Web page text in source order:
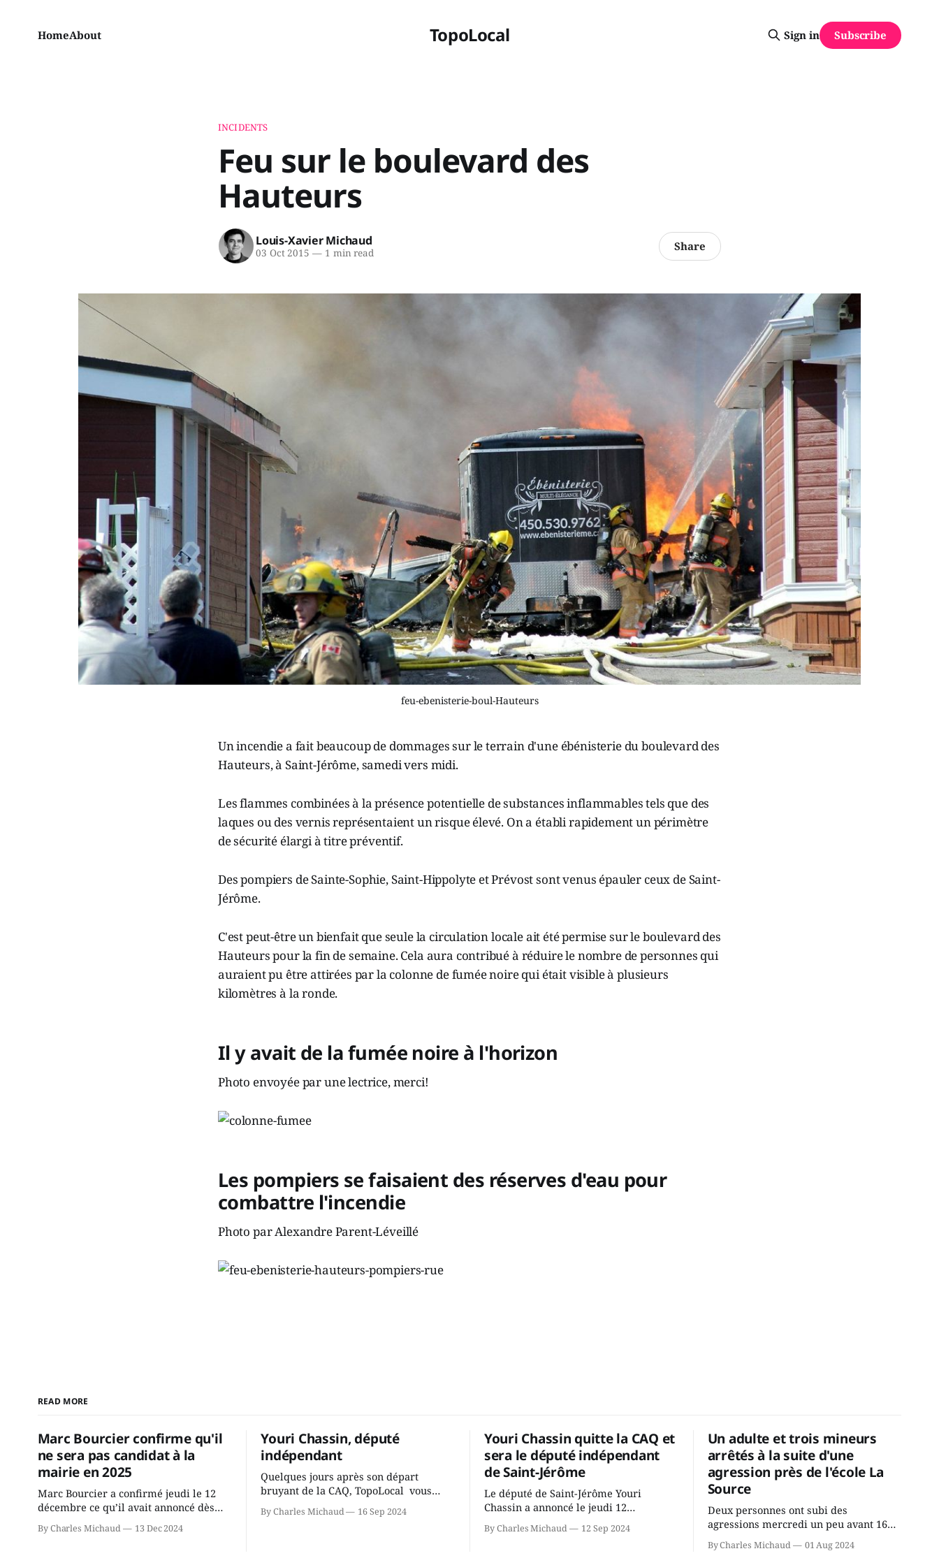
TopoLocal
HomeAbout Sign in Subscribe
INCIDENTS
Feu sur le boulevard des
Hauteurs
Louis-Xavier Michaud
03 Oct 2015 —1 min read Share
feu-ebenisterie-boul-Hauteurs
Un incendie a fait beaucoup de dommages sur le terrain d'une ébénisterie du boulevard des
Hauteurs, à Saint-Jérôme, samedi vers midi.
Les flammes combinées à la présence potentielle de substances inflammables tels que des
laques ou des vernis représentaient un risque élevé. On a établi rapidement un périmètre
de sécurité élargi à titre préventif.
Des pompiers de Sainte-Sophie, Saint-Hippolyte et Prévost sont venus épauler ceux de Saint-
Jérôme.
C'est peut-être un bienfait que seule la circulation locale ait été permise sur le boulevard des
Hauteurs pour la fin de semaine. Cela aura contribué à réduire le nombre de personnes qui
auraient pu être attirées par la colonne de fumée noire qui était visible à plusieurs
kilomètres à la ronde.
Il y avait de la fumée noire à l'horizon
Photo envoyée par une lectrice, merci!
Les pompiers se faisaient des réserves d'eau pour
combattre l'incendie
Photo par Alexandre Parent-Léveillé
READ MORE
Marc Bourcier confirme qu'il
ne sera pas candidat à la
mairie en 2025
Marc Bourcier a confirmé jeudi le 12
décembre ce qu’il avait annoncé dès
2021: il ne sollicitera pas de deuxième
mandat à titre de maire de Saint-
By Charles Michaud 13 Dec 2024
Youri Chassin, député
indépendant
Quelques jours après son départ
bruyant de la CAQ, TopoLocal vous
présente une conversation avec Youri
Chassin. Nous avons causé de sa
By Charles Michaud 16 Sep 2024
Youri Chassin quitte la CAQ et
sera le député indépendant
de Saint-Jérôme
Le député de Saint-Jérôme Youri
Chassin a annoncé le jeudi 12
septembre qu'il quitte le caucus de la
Coalition Avenir Québec de François
By Charles Michaud 12 Sep 2024
Un adulte et trois mineurs
arrêtés à la suite d'une
agression près de l'école La
Source
Deux personnes ont subi des
agressions mercredi un peu avant 16h
à proximité de l'école primaire La
Source dans le secteur Bellefeuille de
By Charles Michaud 01 Aug 2024